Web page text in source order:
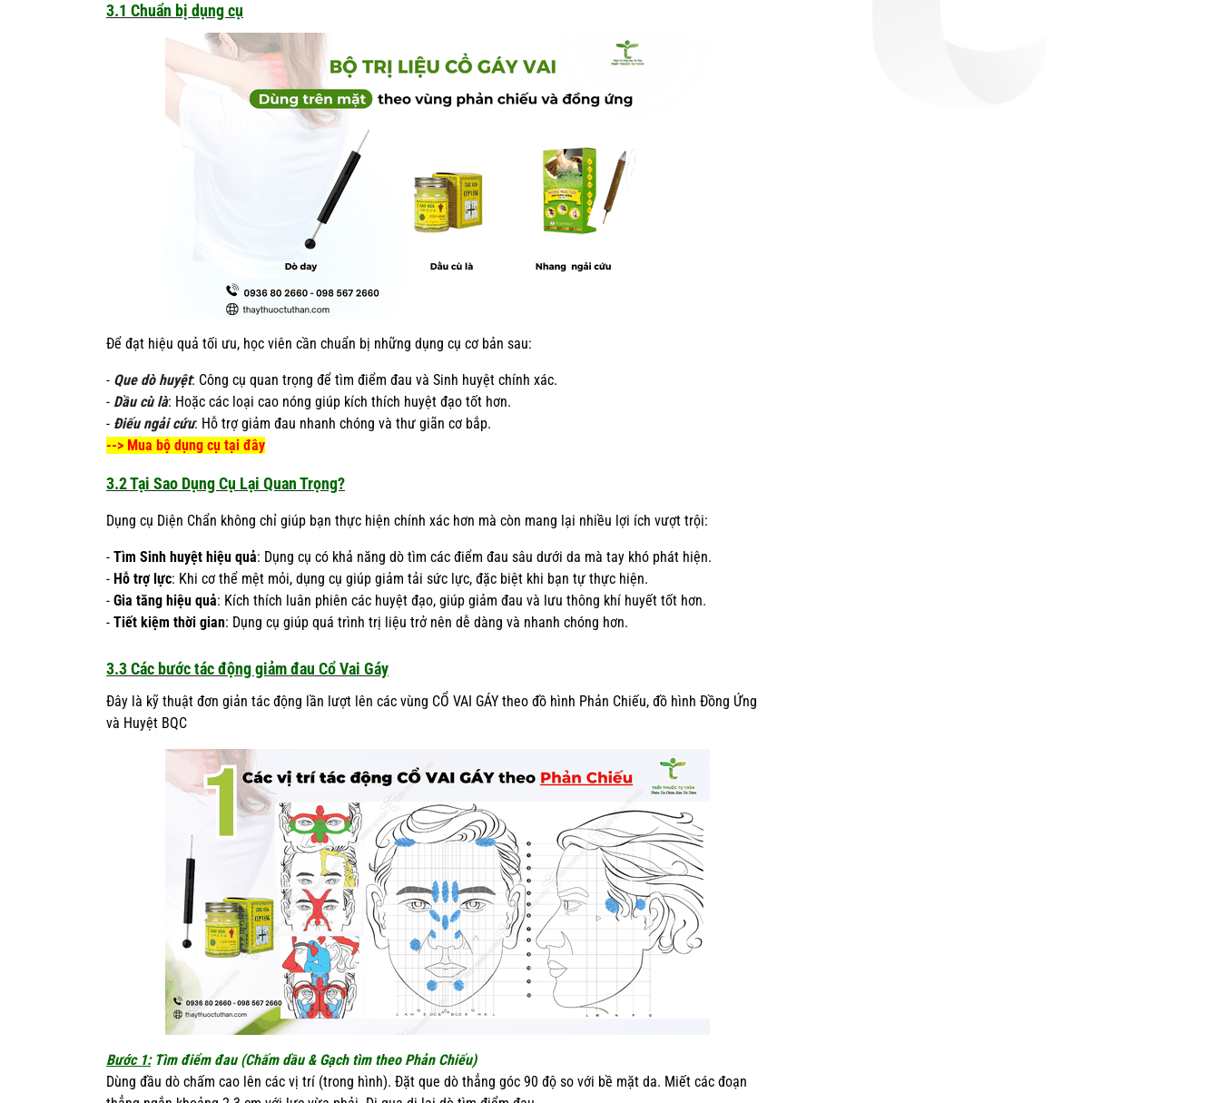
3.1 Chuẩn bị dụng cụ
Để đạt hiệu quả tối ưu, học viên cần chuẩn bị những dụng cụ cơ bản sau:
- Que dò huyệt: Công cụ quan trọng để tìm điểm đau và Sinh huyệt chính xác.
- Dầu cù là: Hoặc các loại cao nóng giúp kích thích huyệt đạo tốt hơn.
- Điếu ngải cứu: Hỗ trợ giảm đau nhanh chóng và thư giãn cơ bắp.
--> Mua bộ dụng cụ tại đây
3.2 Tại Sao Dụng Cụ Lại Quan Trọng?
Dụng cụ Diện Chẩn không chỉ giúp bạn thực hiện chính xác hơn mà còn mang lại nhiều lợi ích vượt trội:
- Tìm Sinh huyệt hiệu quả: Dụng cụ có khả năng dò tìm các điểm đau sâu dưới da mà tay khó phát hiện.
- Hỗ trợ lực: Khi cơ thể mệt mỏi, dụng cụ giúp giảm tải sức lực, đặc biệt khi bạn tự thực hiện.
- Gia tăng hiệu quả: Kích thích luân phiên các huyệt đạo, giúp giảm đau và lưu thông khí huyết tốt hơn.
- Tiết kiệm thời gian: Dụng cụ giúp quá trình trị liệu trở nên dễ dàng và nhanh chóng hơn.
3.3 Các bước tác động giảm đau Cổ Vai Gáy
Đây là kỹ thuật đơn giản tác động lần lượt lên các vùng CỔ VAI GÁY theo đồ hình Phản Chiếu, đồ hình Đồng Ứng
và Huyệt BQC
Bước 1:Tìm điểm đau (Chấm dầu & Gạch tìm theo Phản Chiếu)
Dùng đầu dò chấm cao lên các vị trí (trong hình). Đặt que dò thẳng góc 90 độ so với bề mặt da. Miết các đoạn